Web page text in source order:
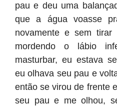
pau e deu uma
que a água voasse
novamente e sem
mordendo o lábio
masturbar, eu estava
eu olhava seu pau e
então se virou de frente
seu pau e me olhou,